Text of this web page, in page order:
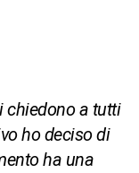
chiedono a tutti
ho deciso di
ha una